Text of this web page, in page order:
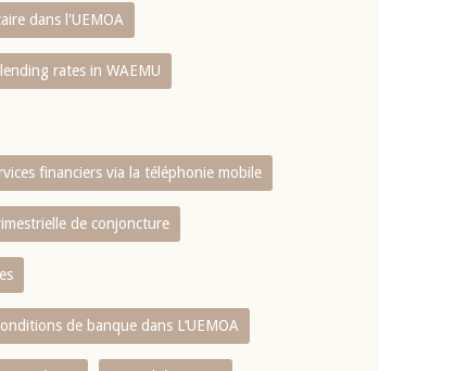
dans l'UEMOA
rates in WAEMU
financiers via la téléphonie mobile
de conjoncture
de banque dans L‘UEMOA